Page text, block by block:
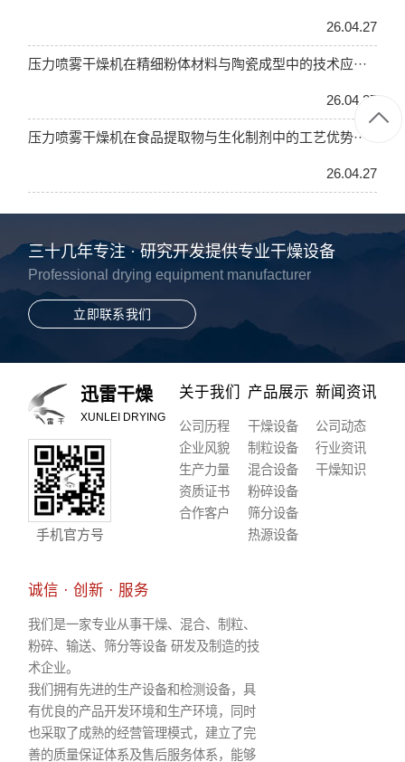
26.04.27
压力喷雾干燥机在精细粉体材料与陶瓷成型中的技术应···
26.04.27
压力喷雾干燥机在食品提取物与生化制剂中的工艺优势···
26.04.27
三十几年专注 · 研究开发提供专业干燥设备
Professional drying equipment manufacturer
立即联系我们
迅雷干燥
XUNLEI DRYING
手机官方号
关于我们
公司历程
企业风貌
生产力量
资质证书
合作客户
产品展示
干燥设备
制粒设备
混合设备
粉碎设备
筛分设备
热源设备
新闻资讯
公司动态
行业资讯
干燥知识
诚信 · 创新 · 服务
我们是一家专业从事干燥、混合、制粒、
粉碎、输送、筛分等设备 研发及制造的技
术企业。
我们拥有先进的生产设备和检测设备，具
有优良的产品开发环境和生产环境，同时
也采取了成熟的经营管理模式，建立了完
善的质量保证体系及售后服务体系，能够